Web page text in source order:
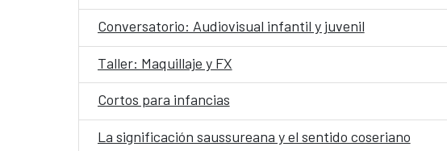
Conversatorio: Audiovisual infantil y juvenil
Taller: Maquillaje y FX
Cortos para infancias
La significación saussureana y el sentido coseriano